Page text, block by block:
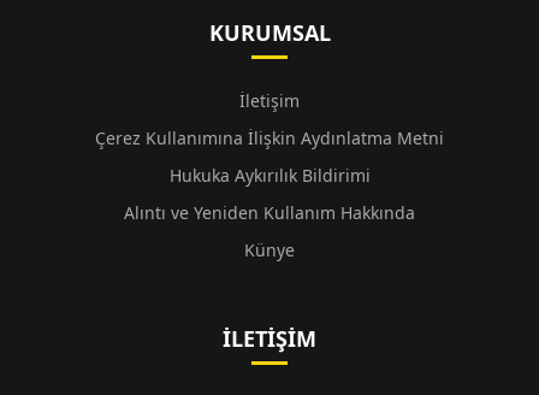
KURUMSAL
İletişim
Çerez Kullanımına İlişkin Aydınlatma Metni
Hukuka Aykırılık Bildirimi
Alıntı ve Yeniden Kullanım Hakkında
Künye
İLETIŞIM